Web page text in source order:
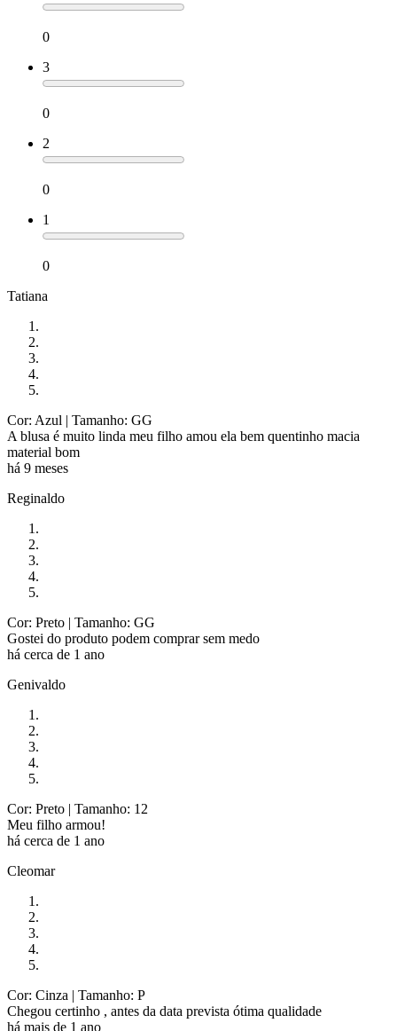
0
3
0
2
0
1
0
Tatiana
Cor: Azul | Tamanho: GG
A blusa é muito linda meu filho amou ela bem quentinho macia
material bom
há 9 meses
Reginaldo
Cor: Preto | Tamanho: GG
Gostei do produto podem comprar sem medo
há cerca de 1 ano
Genivaldo
Cor: Preto | Tamanho: 12
Meu filho armou!
há cerca de 1 ano
Cleomar
Cor: Cinza | Tamanho: P
Chegou certinho , antes da data prevista ótima qualidade
há mais de 1 ano